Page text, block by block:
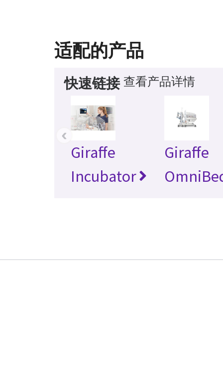
适配的产品
快速链接 查看产品详情
Giraffe
Incubator
Giraffe
‹